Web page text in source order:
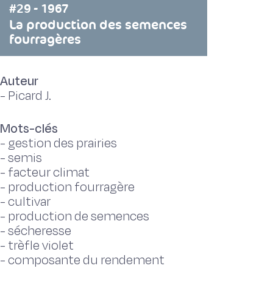
#29 - 1967
La production des semences
fourragères
Auteur
- Picard J.
Mots-clés
- gestion des prairies
-semis
- facteur climat
- production fourragère
-cultivar
- production de semences
-sécheresse
- trèfle violet
-composante du rendement